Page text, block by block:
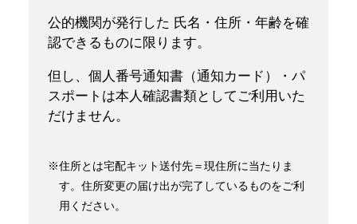
公的機関が発行した 氏名・住所・年齢を確
認できるものに限ります。
但し、個人番号通知書（通知カード）・パ
スポートは本人確認書類としてご利用いた
だけません。
※住所とは宅配キット送付先＝現住所に当たりま
す。住所変更の届け出が完了しているものをご利
用ください。